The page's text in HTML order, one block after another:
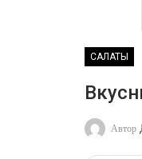
САЛАТЫ
Автор